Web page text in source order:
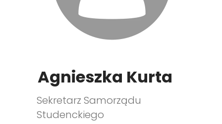
Agnieszka Kurta
Sekretarz Samorządu
Studenckiego